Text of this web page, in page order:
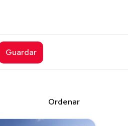
Guardar
Ordenar